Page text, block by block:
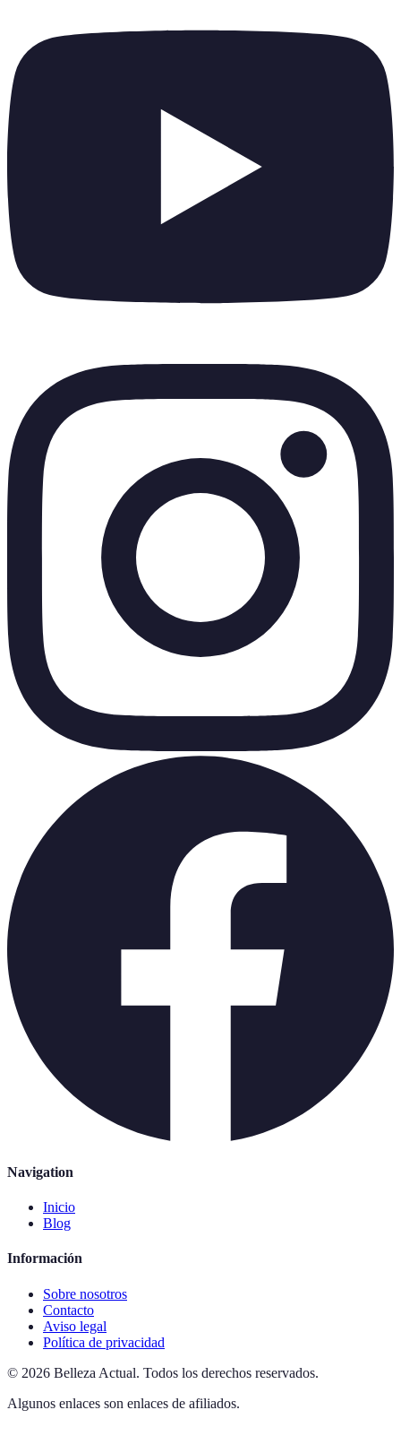
Navigation
Inicio
Blog
Información
Sobre nosotros
Contacto
Aviso legal
Política de privacidad
© 2026 Belleza Actual. Todos los derechos reservados.
Algunos enlaces son enlaces de afiliados.